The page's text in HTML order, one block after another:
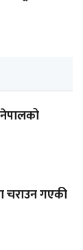
चराउन गएकी